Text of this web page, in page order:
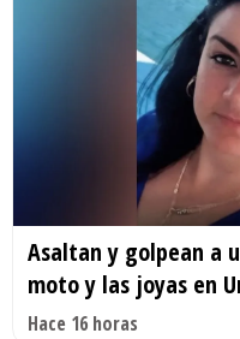
Asaltan y golpean a
moto y las joyas en
Hace 16 horas